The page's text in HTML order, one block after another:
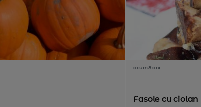
acum 8 ani
Fasole cu ciolan